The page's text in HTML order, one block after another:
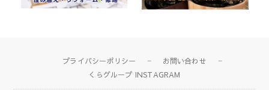
プライバシーポリシー
お問い合わせ
くらグループ INSTAGRAM